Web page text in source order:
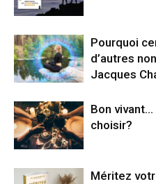
Pourquoi
d’autres
Jacques
Bon
choisir?
Méritez